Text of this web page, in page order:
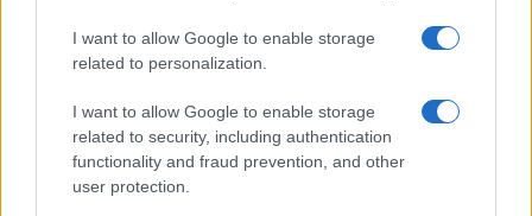
I want to allow Google to enable storage
related to personalization.
I want to allow Google to enable storage
related to security, including authentication
functionality and fraud prevention, and other
user protection.
Tragedia en Santa Susanna: un bombero